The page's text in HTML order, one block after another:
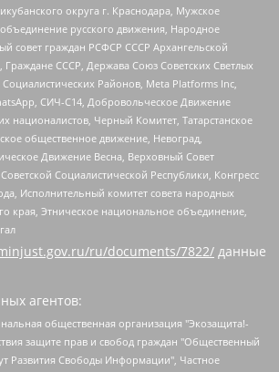
округа г. Краснодара, Мужское
русского движения, Народное
совет граждан РСФСР СССР Архангельской
СССР, Держава Союз Советских Светлых
Районов, Meta Platforms Inc,
СИЧ-С14, Добровольческое Движение
националистов, Черный Комитет, Татарстанское
общественное движение, Невоград,
Движение Весна, Верховный Совет
Социалистической Республики, Конгресс
Исполнительный комитет совета народных
края, Этническое национальное объединение,
ru/documents/7822/ данные
агентов:
Савицкая Людмила Алексеевна, Автономная некоммерческая организация "Центр по работе с проблемой насилия "НАСИЛИЮ.НЕТ", Межрегиональный профессиональный союз работников здравоохранения "Альянс врачей", Юридическое лицо, зарегистрированное в Латвийской Республике, SIA "Medusa Project" (регистрационный номер 40103797863, дата регистрации 10.06.2014), Некоммерческая организация "Фонд по борьбе с коррупцией", Автономная некоммерческая организация "Институт права и публичной политики", Баданин Роман Сергеевич, Гликин Максим Александрович, Железнова Мария Михайловна, Лукьянова Юлия Сергеевна, Маетная Елизавета Витальевна, Маняхин Петр Борисович, Чуракова Ольга Владимировна, Ярош Юлия Петровна, Юридическое лицо "The Insider SIA", зарегистрированное в Риге, Латвийская Республика (дата регистрации 26.06.2015), являющееся администратором доменного имени интернет-издания "The Insider SIA", https://theins.ru, Постернак Алексей Евгеньевич, Рубин Михаил Аркадьевич, Анин Роман Александрович, Юридическое лицо Istories fonds, зарегистрированное в Латвийской Республике (регистрационный номер 50008295751, дата регистрации 24.02.2020), Великовский Дмитрий Александрович, Долинина Ирина Николаевна, Мароховская Алеся Алексеевна, Шлейнов Роман Юрьевич, Шмагун Олеся Валентиновна, Общество с ограниченной ответственностью "Альтаир 2021", Общество с ограниченной ответственностью "Вега 2021", Общество с ограниченной ответственностью "Главный редактор 2021", Общество с ограниченной ответственностью "Ромашки монолит", Важенков Артем Валерьевич, Ивановская областная общественная организация "Центр гендерных исследований", Гурман Юрий Альбертович, Медиапроект "ОВД-Инфо", Егоров Владимир Владимирович, Жилинский Владимир Александрович, Общество с ограниченной ответственностью "ЗП", Иванова София Юрьевна, Карезина Инна Павловна, Кильтау Екатерина Викторовна, Петров Алексей Викторович, Пискунов Сергей Евгеньевич, Смирнов Сергей Сергеевич, Тихонов Михаил Сергеевич, Общество с ограниченной ответственностью "ЖУРНАЛИСТ-ИНОСТРАННЫЙ АГЕНТ", Арапова Галина Юрьевна, Вольтская Татьяна Анатольевна, Американская компания "Mason G.E.S. Anonymous Foundation" (США), являющаяся владельцем интернет-издания https://mnews.world/, Компания "Stichting Bellingcat", зарегистрированная в Нидерландах (дата регистрации 11.07.2018), Захаров Андрей Вячеславович, Клепиковская Екатерина Дмитриевна, Общество с ограниченной ответственностью "МЕМО", Перл Роман Александрович, Симонов Евгений Алексеевич, Соловьева Елена Анатольевна, Сотников Даниил Владимирович, Сурначева Елизавета Дмитриевна, Автономная некоммерческая организация по защите прав человека и информированию населения "Якутия – Наше Мнение", Общество с ограниченной ответственностью "Москоу диджитал медиа", с 26.01.2023 Общество с ограниченной ответственностью "Чайка Белые сады", Ветошкина Валерия Валерьевна, Заговора Максим Александрович, Межрегиональное общественное движение "Российская ЛГБТ - сеть", Оленичев Максим Владимирович, Павлов Иван Юрьевич, Скворцова Елена Сергеевна, Общество с ограниченной ответственностью "Как бы инагент", Кочетков Игорь Викторович, Общество с ограниченной ответственностью "Честные выборы", Еланчик Олег Александрович, Общество с ограниченной ответственностью "Нобелевский призыв", Гималова Регина Эмилевна, Григорьев Андрей Валерьевич, Григорьева Алина Александровна, Ассоциация по содействию защите прав призывников, альтернативнослужащих и военнослужащих "Правозащитная группа "Гражданин.Армия.Право", Хисамова Регина Фаритовна, Автономная некоммерческая организация по реализации социально-правовых программ "Лилит", Дальневосточное общественное движение "Маяк", Санкт-Петербургская ЛГБТ-инициативная группа "Выход", Инициативная группа ЛГБТ+ "Реверс", Алексеев Андрей Викторович, Бекбулатова Таисия Львовна, Беляев Иван Михайлович, Владыкина Елена Сергеевна, Гельман Марат Александрович, Никульшина Вероника Юрьевна, Толоконникова Надежда Андреевна, Шендерович Виктор Анатольевич, Общество с ограниченной ответственностью "Данное сообщение", Общество с ограниченной ответственностью Издательский дом "Новая глава", Айнбиндер Александра Александровна, Московский комьюнити-центр для ЛГБТ+инициатив, Благотворительный фонд развития филантропии, Deutsche Welle (Германия, Kurt-Schumacher-Strasse 3, 53113 Bonn), Борзунова Мария Михайловна, Воробьев Виктор Викторович, Голубева Анна Львовна, Константинова Алла Михайловна, Малкова Ирина Владимировна, Мурадов Мурад Абдулгалимович, Осетинская Елизавета Николаевна, Понасенков Евгений Николаевич, Ганапольский Матвей Юрьевич, Киселев Евгений Алексеевич, Борухович Ирина Григорьевна, Дремин Иван Тимофеевич, Дубровский Дмитрий Викторович, Красноярская региональная общественная организация поддержки и развития альтернативных образовательных технологий и межкультурных коммуникаций "ИНТЕРРА", Маяковская Екатерина Алексеевна, Фейгин Марк Захарович, Филимонов Андрей Викторович, Дзугкоева Регина Николаевна, Доброхотов Роман Александрович, Дудь Юрий Александрович, Елкин Сергей Владимирович, Кругликов Кирилл Игоревич, Сабунаева Мария Леонидовна, Семенов Алексей Владимирович, Шаинян Карен Багратович, Шульман Екатерина Михайловна, Асафьев Артур Валерьевич, Вахштайн Виктор Семенович, Венедиктов Алексей Алексеевич, Лушникова Екатерина Евгеньевна, Волков Леонид Михайлович, Невзоров Александр Глебович, Пархоменко Сергей Борисович, Сироткин Ярослав Николаевич, Кара-Мурза Владимир Владимирович, Баранова Наталья Владимировна, Гозман Леонид Яковлевич, Кагарлицкий Борис Юльевич, Климарев Михаил Валерьевич, Милов Владимир Станиславович, Автономная некоммерческая организация Краснодарский центр современного искусства "Типография", Моргенштерн Алишер Тагирович, Соболь Любовь Эдуардовна, Общество с ограниченной ответственностью "ЛИЗА НОРМ", Каспаров Гарри Кимович, Ходорковский Михаил Борисович, Общество с ограниченной ответственностью "Апрельские тезисы", Данилович Ирина Брониславовна, Кашин Олег Владимирович, Петров Николай Владимирович, Пивоваров Алексей Владимирович, Соколов Михаил Владимирович, Цветкова Юлия Владимировна, Чичваркин Евгений Александрович, Комитет против пыток/Команда против пыток, Общество с ограниченной ответственностью "Первый научный", Общество с ограниченной ответственностью "Вертолет и ко", Белоцерковская Вероника Борисовна, Кац Максим Евгеньевич, Лазарева Татьяна Юрьевна, Шаведдинов Руслан Табризович, Яшин Илья Валерьевич, Общество с ограниченной ответственностью "Иноагент ААВ", Алешковский Дмитрий Петрович, Альбац Евгения Марковна, Быков Дмитрий Львович, Галямина Юлия Евгеньевна, Лойко Сергей Леонидович, Мартынов Кирилл Константинович, Медведев Сергей Александрович, Крашенинников Федор Геннадиевич, Гордеева Катерина Вл